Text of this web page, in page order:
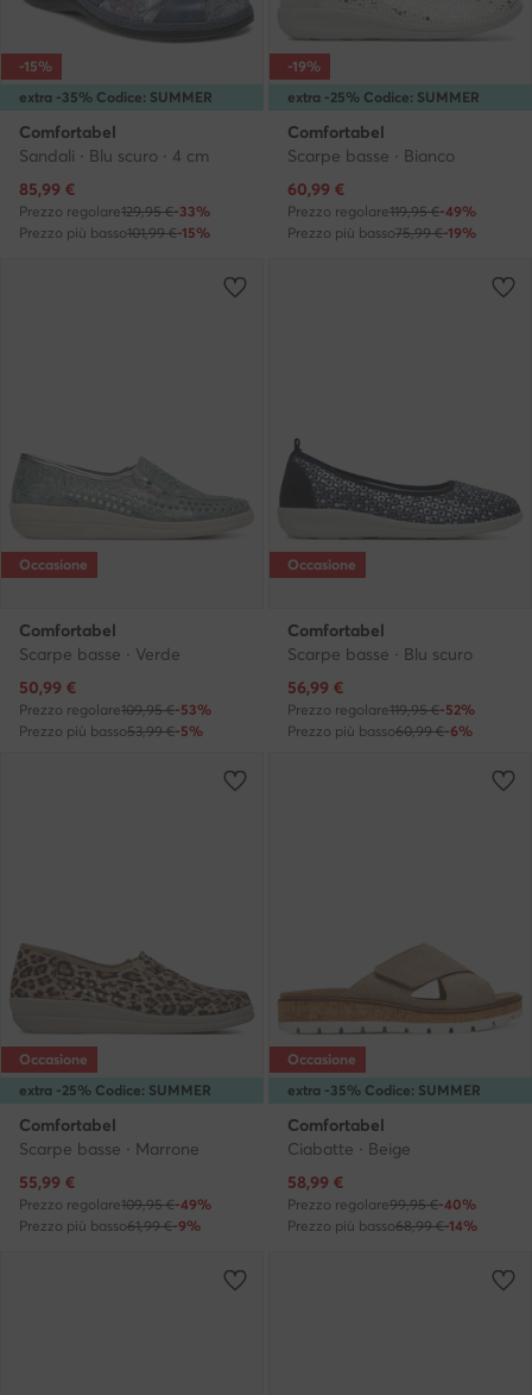
extra -35% Codice: SUMMER
-15%
Comfortabel
Sandali · Blu scuro · 4 cm
Prezzo attuale
85,99 €
Prezzo regolare129,95 €-33%
Prezzo più basso101,99 €-15%
extra -25% Codice: SUMMER
-19%
Comfortabel
Scarpe basse · Bianco
Prezzo attuale
60,99 €
Prezzo regolare119,95 €-49%
Prezzo più basso75,99 €-19%
Occasione
Comfortabel
Scarpe basse · Verde
Prezzo attuale
50,99 €
Prezzo regolare109,95 €-53%
Prezzo più basso53,99 €-5%
Occasione
Comfortabel
Scarpe basse · Blu scuro
Prezzo attuale
56,99 €
Prezzo regolare119,95 €-52%
Prezzo più basso60,99 €-6%
extra -25% Codice: SUMMER
Occasione
Comfortabel
Scarpe basse · Marrone
Prezzo attuale
55,99 €
Prezzo regolare109,95 €-49%
Prezzo più basso61,99 €-9%
extra -35% Codice: SUMMER
Occasione
Comfortabel
Ciabatte · Beige
Prezzo attuale
58,99 €
Prezzo regolare99,95 €-40%
Prezzo più basso68,99 €-14%